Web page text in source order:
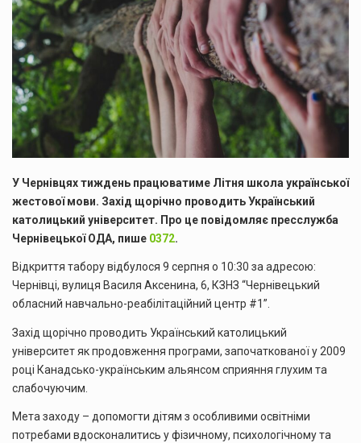
У Чернівцях тиждень працюватиме Літня школа української
жестової мови. Захід щорічно проводить Український
католицький університет. Про це повідомляє пресслужба
Чернівецької ОДА, пише 0372.
Відкриття табору відбулося 9 серпня о 10:30 за адресою:
Чернівці, вулиця Василя Аксенина, 6, КЗНЗ “Чернівецький
обласний навчально-реабілітаційний центр #1”.
Захід щорічно проводить Український католицький
університет як продовження програми, започаткованої у 2009
році Канадсько-українським альянсом сприяння глухим та
слабочуючим.
Мета заходу – допомогти дітям з особливими освітніми
потребами вдосконалитись у фізичному, психологічному та